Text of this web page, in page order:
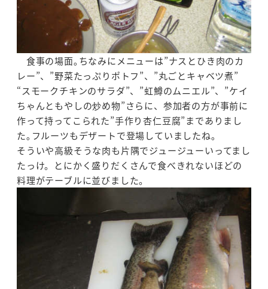
食事の場面｡ちなみにメニューは”ナスとひき肉のカ
レー”、”野菜たっぷりポトフ”、”丸ごとキャベツ煮”
“スモークチキンのサラダ”、”虹鱒のムニエル”、”ケイ
ちゃんともやしの炒め物”さらに、参加者の方が事前に
作って持ってこられた”手作り杏仁豆腐”までありまし
た｡フルーツもデザートで登場していましたね｡
そういや高級そうな肉も片隅でジュージューいってまし
たっけ。とにかく盛りだくさんで食べきれないほどの
料理がテーブルに並びました。